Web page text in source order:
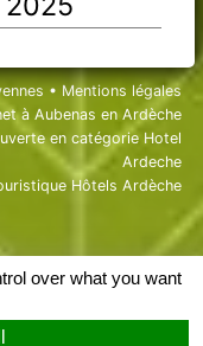
• Mentions légales
à Aubenas en Ardèche
en catégorie Hotel
Ardeche
Hôtels Ardèche
over what you want